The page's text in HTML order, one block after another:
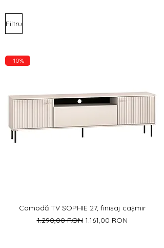
Filtru
-10%
Comodă TV SOPHIE 27, finisaj cașmir
Preț normal
1.290,00 RON Preț redus
1.161,00 RON